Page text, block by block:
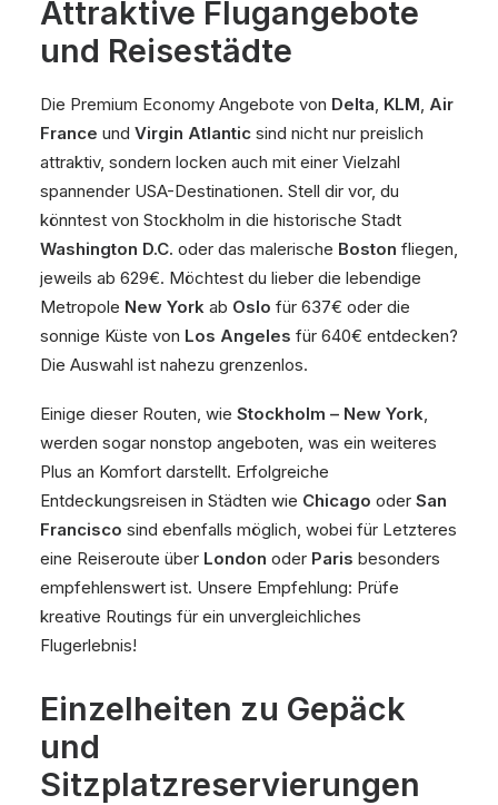
Attraktive Flugangebote
und Reisestädte
Die Premium Economy Angebote von Delta, KLM, Air
France und Virgin Atlantic sind nicht nur preislich
attraktiv, sondern locken auch mit einer Vielzahl
spannender USA-Destinationen. Stell dir vor, du
könntest von Stockholm in die historische Stadt
Washington D.C. oder das malerische Boston fliegen,
jeweils ab 629€. Möchtest du lieber die lebendige
Metropole New York ab Oslo für 637€ oder die
sonnige Küste von Los Angeles für 640€ entdecken?
Die Auswahl ist nahezu grenzenlos.
Einige dieser Routen, wie Stockholm – New York,
werden sogar nonstop angeboten, was ein weiteres
Plus an Komfort darstellt. Erfolgreiche
Entdeckungsreisen in Städten wie Chicago oder San
Francisco sind ebenfalls möglich, wobei für Letzteres
eine Reiseroute über London oder Paris besonders
empfehlenswert ist. Unsere Empfehlung: Prüfe
kreative Routings für ein unvergleichliches
Flugerlebnis!
Einzelheiten zu Gepäck
und
Sitzplatzreservierungen